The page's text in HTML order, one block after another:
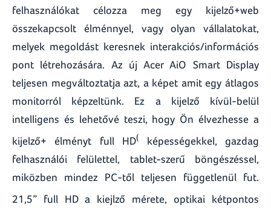
felhasználókat célozza meg egy kijelző+web
összekapcsolt élménnyel, vagy olyan vállalatokat,
melyek megoldást keresnek interakciós/információs
pont létrehozására. Az új Acer AiO Smart Display
teljesen megváltoztatja azt, a képet amit egy átlagos
monitorról képzeltünk. Ez a kijelző kívül-belül
intelligens és lehetővé teszi, hogy Ön élvezhesse a
kijelző+ élményt full HD( képességekkel, gazdag
felhasználói felülettel, tablet-szerű böngészéssel,
miközben mindez PC-től teljesen függetlenül fut.
21,5” full HD a kiejlző mérete, optikai kétpontos